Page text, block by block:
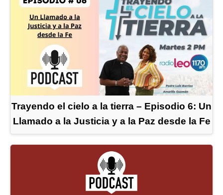
Trayendo el cielo a la tierra – Episodio 6: Un
Llamado a la Justicia y a la Paz desde la Fe